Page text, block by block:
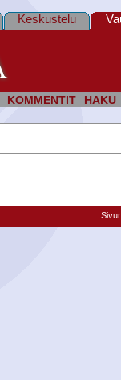
KOMMENTIT HAKU
Keskustelu